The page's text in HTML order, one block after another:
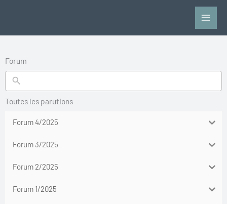
Forum
Toutes les parutions
Forum 4/2025
Forum 3/2025
Forum 2/2025
Forum 1/2025